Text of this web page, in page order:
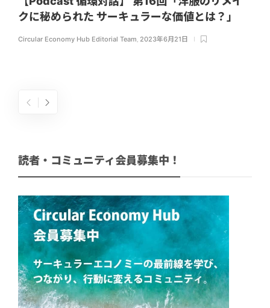
クに秘められた サーキュラーな価値とは？」
Circular Economy Hub Editorial Team, 2023年6月21日
読者・コミュニティ会員募集中！